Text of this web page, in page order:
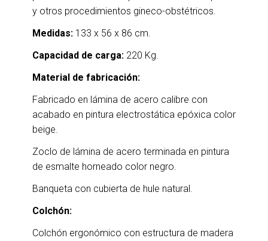
y otros procedimientos gineco-obstétricos.
Medidas:133 x 56 x 86 cm.
Capacidad de carga:220 Kg.
Material de fabricación:
Fabricado en lámina de acero calibre con
acabado en pintura electrostática epóxica color
beige.
Zoclo de lámina de acero terminada en pintura
de esmalte horneado color negro.
Banqueta con cubierta de hule natural.
Colchón:
Colchón ergonómico con estructura de madera